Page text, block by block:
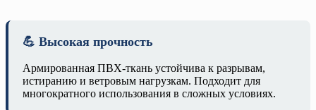
💪 Высокая прочность
Армированная ПВХ-ткань устойчива к разрывам,
истиранию и ветровым нагрузкам. Подходит для
многократного использования в сложных условиях.